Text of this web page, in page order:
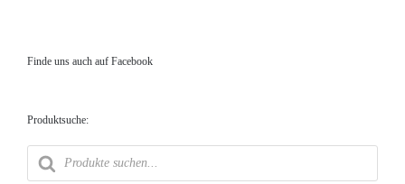
Finde uns auch auf Facebook
Produktsuche:
Products
search